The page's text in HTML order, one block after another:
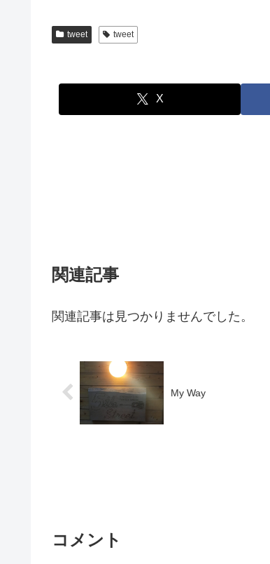
tweet tweet
X
関連記事
関連記事は見つかりませんでした。
My Way
コメント